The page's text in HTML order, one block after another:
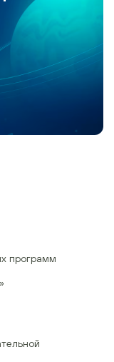
программ